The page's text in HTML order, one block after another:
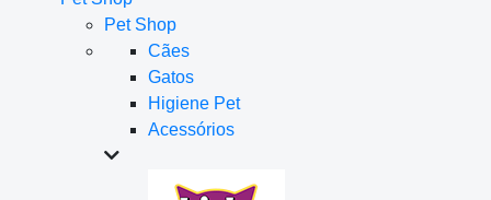
Pet Shop
Cães
Gatos
Higiene Pet
Acessórios